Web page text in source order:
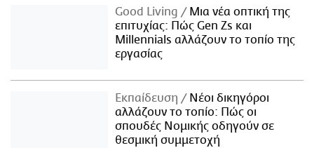
Good Living
Μια νέα οπτική της
επιτυχίας: Πώς Gen Zs και
Millennials αλλάζουν το τοπίο της
εργασίας
Εκπαίδευση
Νέοι δικηγόροι
αλλάζουν το τοπίο: Πώς οι
σπουδές Νομικής οδηγούν σε
θεσμική συμμετοχή